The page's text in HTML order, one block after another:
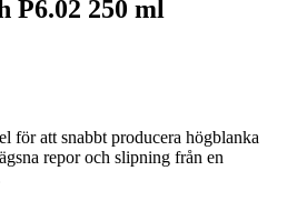
P6.02 250 ml
för att snabbt producera högblanka
repor och slipning från en